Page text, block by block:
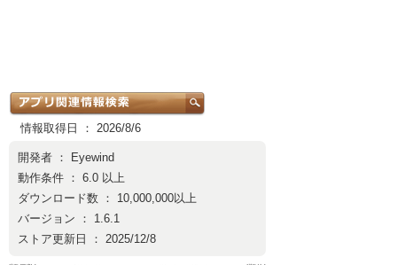
情報取得日 ： 2026/8/6
開発者 ：
Eyewind
動作条件 ： 6.0 以上
ダウンロード数 ： 10,000,000以上
バージョン ： 1.6.1
ストア更新日 ： 2025/12/8